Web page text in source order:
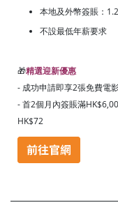
本地及外幣簽賬：
不設最低年薪要求
🎁精選迎新優惠
- 成功申請即享2張免費電
- 首2個月內簽賬滿
HK$72